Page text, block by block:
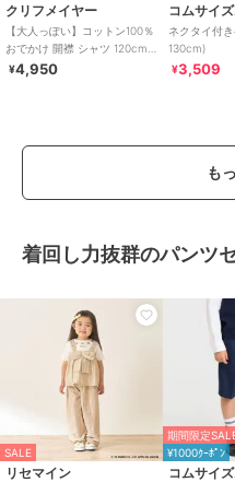
クリフメイヤー
【大人っぽい】コットン100％
おでかけ 開襟 シャツ 120cm
～170cm
¥4,950
コムサイ
ネクタイ付
130cm)
¥3,509
も
着回し力抜群のパンツ
SALE
リセマイン
期間限定
¥1000ｸｰﾎﾟﾝ
コムサイ